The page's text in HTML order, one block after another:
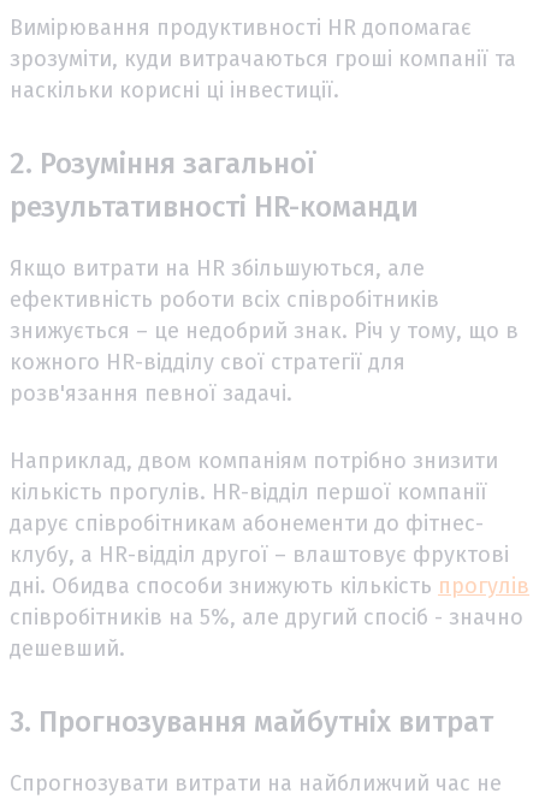
Вимірювання продуктивності HR допомагає
зрозуміти, куди витрачаються гроші компанії та
наскільки корисні ці інвестиції.
2. Розуміння загальної
результативності HR-команди
Якщо витрати на HR збільшуються, але
ефективність роботи всіх співробітників
знижується – це недобрий знак. Річ у тому, що в
кожного HR-відділу свої стратегії для
розв'язання певної задачі.
Наприклад, двом компаніям потрібно знизити
кількість прогулів. HR-відділ першої компанії
дарує співробітникам абонементи до фітнес-
клубу, а HR-відділ другої – влаштовує фруктові
дні. Обидва способи знижують кількість прогулів
співробітників на 5%, але другий спосіб - значно
дешевший.
3. Прогнозування майбутніх витрат
Спрогнозувати витрати на найближчий час не